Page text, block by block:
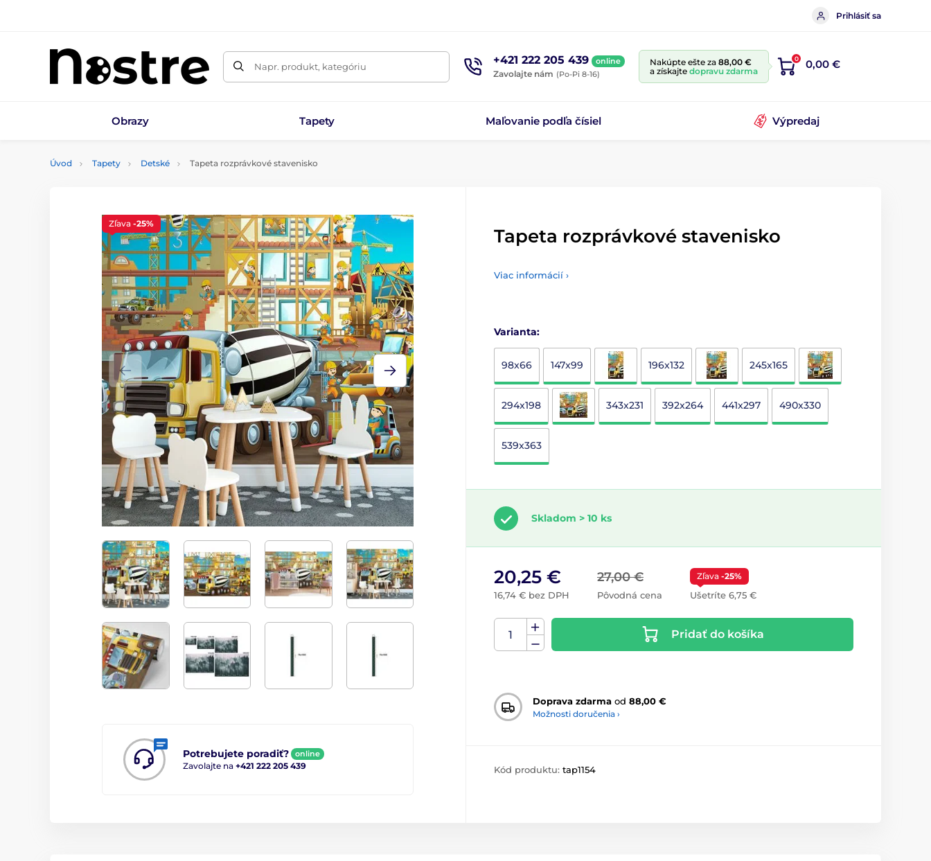
Prihlásiť sa
Napr. produkt, kategóriu +421 222 205 439 online
Zavolajte nám (Po-Pi 8-16)
Nakúpte ešte za 88,00 €
a získajte dopravu zdarma
0 0,00 €
Obrazy Tapety Maľovanie podľa čísiel Výpredaj
Úvod Tapety Detské Tapeta rozprávkové stavenisko
Potrebujete poradiť? online
Zavolajte na +421 222 205 439
Zľava -25%
Tapeta rozprávkové stavenisko
Viac informácií ›
Varianta:
98x66 147x99 196x132 245x165
294x198 343x231 392x264 441x297 490x330
539x363
Skladom > 10 ks
27,00 €
Pôvodná cena
20,25 €
16,74 € bez DPH
Zľava -25%
Ušetríte 6,75 €
Pridať do košíka
Doprava zdarma od 88,00 €
Možnosti doručenia ›
Kód produktu: tap1154